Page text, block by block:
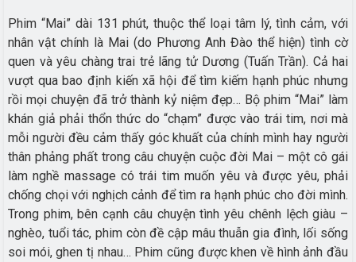
Phim “Mai” dài 131 phút, thuộc thể loại tâm lý, tình cảm, với
nhân vật chính là Mai (do Phương Anh Đào thể hiện) tình cờ
quen và yêu chàng trai trẻ lãng tử Dương (Tuấn Trần). Cả hai
vượt qua bao định kiến xã hội để tìm kiếm hạnh phúc nhưng
rồi mọi chuyện đã trở thành kỷ niệm đẹp… Bộ phim “Mai” làm
khán giả phải thổn thức do “chạm” được vào trái tim, nơi mà
mỗi người đều cảm thấy góc khuất của chính mình hay người
thân phảng phất trong câu chuyện cuộc đời Mai – một cô gái
làm nghề massage có trái tim muốn yêu và được yêu, phải
chống chọi với nghịch cảnh để tìm ra hạnh phúc cho đời mình.
Trong phim, bên cạnh câu chuyện tình yêu chênh lệch giàu –
nghèo, tuổi tác, phim còn đề cập mâu thuẫn gia đình, lối sống
soi mói, ghen tị nhau… Phim cũng được khen về hình ảnh đầu